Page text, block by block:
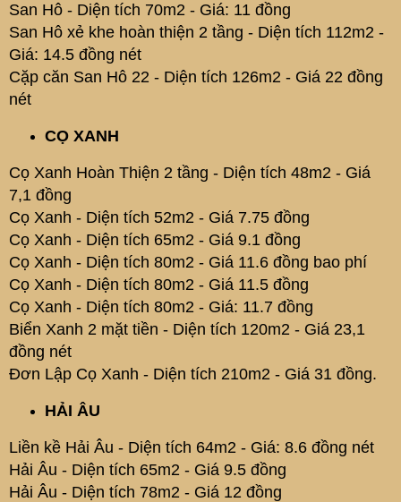
San Hô - Diện tích 70m2 - Giá: 11 đồng
San Hô xẻ khe hoàn thiện 2 tầng - Diện tích 112m2 -
Giá: 14.5 đồng nét
Cặp căn San Hô 22 - Diện tích 126m2 - Giá 22 đồng
nét
CỌ XANH
Cọ Xanh Hoàn Thiện 2 tầng - Diện tích 48m2 - Giá
7,1 đồng
Cọ Xanh - Diện tích 52m2 - Giá 7.75 đồng
Cọ Xanh - Diện tích 65m2 - Giá 9.1 đồng
Cọ Xanh - Diện tích 80m2 - Giá 11.6 đồng bao phí
Cọ Xanh - Diện tích 80m2 - Giá 11.5 đồng
Cọ Xanh - Diện tích 80m2 - Giá: 11.7 đồng
Biển Xanh 2 mặt tiền - Diện tích 120m2 - Giá 23,1
đồng nét
Đơn Lập Cọ Xanh - Diện tích 210m2 - Giá 31 đồng.
HẢI ÂU
Liền kề Hải Âu - Diện tích 64m2 - Giá: 8.6 đồng nét
Hải Âu - Diện tích 65m2 - Giá 9.5 đồng
Hải Âu - Diện tích 78m2 - Giá 12 đồng